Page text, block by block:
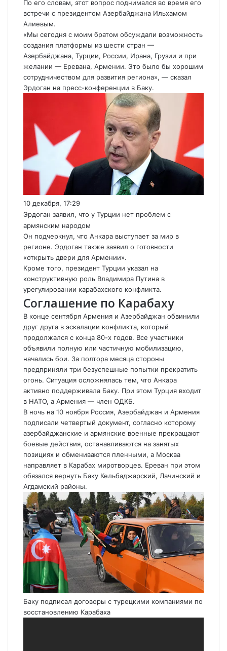
По его словам, этот вопрос поднимался во время его
встречи с президентом Азербайджана Ильхамом
Алиевым.
«Мы сегодня с моим братом обсуждали возможность
создания платформы из шести стран —
Азербайджана, Турции, России, Ирана, Грузии и при
желании — Еревана, Армении. Это было бы хорошим
сотрудничеством для развития региона», — сказал
Эрдоган на пресс-конференции в Баку.
10 декабря, 17:29
Эрдоган заявил, что у Турции нет проблем с
армянским народом
Он подчеркнул, что Анкара выступает за мир в
регионе. Эрдоган также заявил о готовности
«открыть двери для Армении».
Кроме того, президент Турции указал на
конструктивную роль Владимира Путина в
урегулировании карабахского конфликта.
Соглашение по Карабаху
В конце сентября Армения и Азербайджан обвинили
друг друга в эскалации конфликта, который
продолжался с конца 80-х годов. Все участники
объявили полную или частичную мобилизацию,
начались бои. За полтора месяца стороны
предприняли три безуспешные попытки прекратить
огонь. Ситуация осложнялась тем, что Анкара
активно поддерживала Баку. При этом Турция входит
в НАТО, а Армения — член ОДКБ.
В ночь на 10 ноября Россия, Азербайджан и Армения
подписали четвертый документ, cогласно которому
азербайджанские и армянские военные прекращают
боевые действия, останавливаются на занятых
позициях и обмениваются пленными, а Москва
направляет в Карабах миротворцев. Ереван при этом
обязался вернуть Баку Кельбаджарский, Лачинский и
Агдамский районы.
Баку подписал договоры с турецкими компаниями по
восстановлению Карабаха